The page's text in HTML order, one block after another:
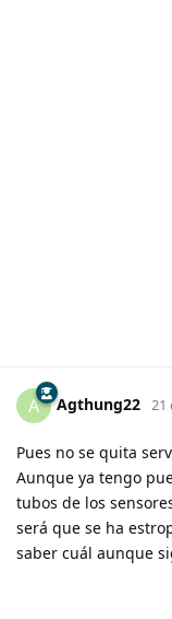
A Agthung22 21
Pues no se quita
Aunque ya tengo
tubos de los
será que se ha
saber cuál aunque